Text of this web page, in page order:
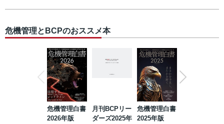
危機管理とBCPのおススメ本
危機管理白書
2026年版
月刊BCPリー
ダーズ2025年
危機管理白書
2025年版